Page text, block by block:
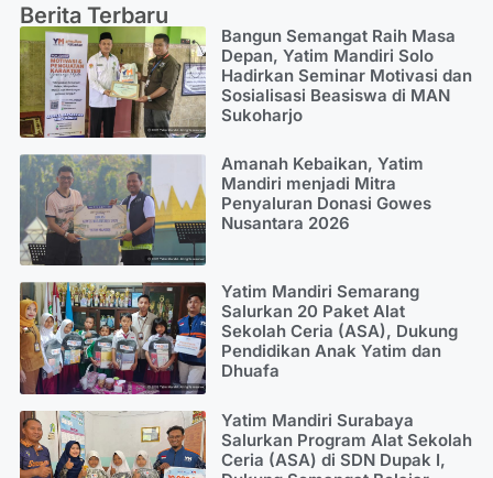
Berita Terbaru
Bangun Semangat Raih Masa
Depan, Yatim Mandiri Solo
Hadirkan Seminar Motivasi dan
Sosialisasi Beasiswa di MAN
Sukoharjo
Amanah Kebaikan, Yatim
Mandiri menjadi Mitra
Penyaluran Donasi Gowes
Nusantara 2026
Yatim Mandiri Semarang
Salurkan 20 Paket Alat
Sekolah Ceria (ASA), Dukung
Pendidikan Anak Yatim dan
Dhuafa
Yatim Mandiri Surabaya
Salurkan Program Alat Sekolah
Ceria (ASA) di SDN Dupak I,